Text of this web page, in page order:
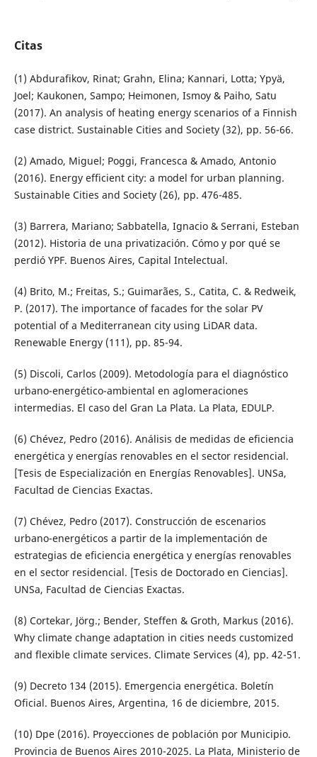
Citas
(1) Abdurafikov, Rinat; Grahn, Elina; Kannari, Lotta; Ypyä,
Joel; Kaukonen, Sampo; Heimonen, Ismoy & Paiho, Satu
(2017). An analysis of heating energy scenarios of a Finnish
case district. Sustainable Cities and Society (32), pp. 56-66.
(2) Amado, Miguel; Poggi, Francesca & Amado, Antonio
(2016). Energy efficient city: a model for urban planning.
Sustainable Cities and Society (26), pp. 476-485.
(3) Barrera, Mariano; Sabbatella, Ignacio & Serrani, Esteban
(2012). Historia de una privatización. Cómo y por qué se
perdió YPF. Buenos Aires, Capital Intelectual.
(4) Brito, M.; Freitas, S.; Guimarães, S., Catita, C. & Redweik,
P. (2017). The importance of facades for the solar PV
potential of a Mediterranean city using LiDAR data.
Renewable Energy (111), pp. 85-94.
(5) Discoli, Carlos (2009). Metodología para el diagnóstico
urbano-energético-ambiental en aglomeraciones
intermedias. El caso del Gran La Plata. La Plata, EDULP.
(6) Chévez, Pedro (2016). Análisis de medidas de eficiencia
energética y energías renovables en el sector residencial.
[Tesis de Especialización en Energías Renovables]. UNSa,
Facultad de Ciencias Exactas.
(7) Chévez, Pedro (2017). Construcción de escenarios
urbano-energéticos a partir de la implementación de
estrategias de eficiencia energética y energías renovables
en el sector residencial. [Tesis de Doctorado en Ciencias].
UNSa, Facultad de Ciencias Exactas.
(8) Cortekar, Jörg.; Bender, Steffen & Groth, Markus (2016).
Why climate change adaptation in cities needs customized
and flexible climate services. Climate Services (4), pp. 42-51.
(9) Decreto 134 (2015). Emergencia energética. Boletín
Oficial. Buenos Aires, Argentina, 16 de diciembre, 2015.
(10) Dpe (2016). Proyecciones de población por Municipio.
Provincia de Buenos Aires 2010-2025. La Plata, Ministerio de